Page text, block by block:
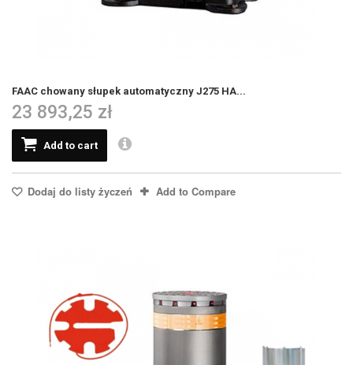
FAAC chowany słupek automatyczny J275 HA...
23 893,25 zł
Add to cart
Dodaj do listy życzeń Add to Compare